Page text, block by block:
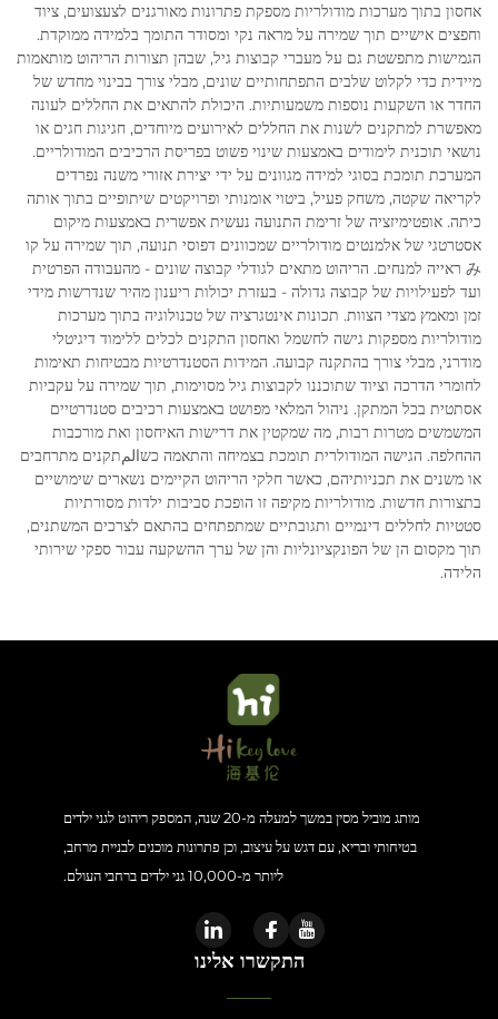
אחסון בתוך מערכות מודולריות מספקת פתרונות מאורגנים לצעצועים, ציוד
וחפצים אישיים תוך שמירה על מראה נקי ומסודר התומך בלמידה ממוקדת.
הגמישות מתפשטת גם על מעברי קבוצות גיל, שבהן תצורות הריהוט מותאמות
מיידית כדי לקלוט שלבים התפתחותיים שונים, מבלי צורך בבינוי מחדש של
החדר או השקעות נוספות משמעותיות. היכולת להתאים את החללים לעונה
מאפשרת למתקנים לשנות את החללים לאירועים מיוחדים, חגיגות חגים או
נושאי תוכנית לימודים באמצעות שינוי פשוט בפריסת הרכיבים המודולריים.
המערכת תומכת בסוגי למידה מגוונים על ידי יצירת אזורי משנה נפרדים
לקריאה שקטה, משחק פעיל, ביטוי אומנותי ופרויקטים שיתופיים בתוך אותה
כיתה. אופטימיזציה של זרימת התנועה נעשית אפשרית באמצעות מיקום
אסטרטגי של אלמנטים מודולריים שמכוונים דפוסי תנועה, תוך שמירה על קו
み ראייה למנחים. הריהוט מתאים לגודלי קבוצה שונים - מהעבודה הפרטית
ועד לפעילויות של קבוצה גדולה - בעזרת יכולות ריענון מהיר שנדרשות מידי
זמן ומאמץ מצדי הצוות. תכונות אינטגרציה של טכנולוגיה בתוך מערכות
מודולריות מספקות גישה לחשמל ואחסון התקנים לכלים ללימוד דיגיטלי
מודרני, מבלי צורך בהתקנה קבועה. המידות הסטנדרטיות מבטיחות תאימות
לחומרי הדרכה וציוד שתוכננו לקבוצות גיל מסוימות, תוך שמירה על עקביות
אסתטית בכל המתקן. ניהול המלאי מפושט באמצעות רכיבים סטנדרטיים
המשמשים מטרות רבות, מה שמקטין את דרישות האיחסון ואת מורכבות
ההחלפה. הגישה המודולרית תומכת בצמיחה והתאמה כשالمתקנים מתרחבים
או משנים את תכניותיהם, כאשר חלקי הריהוט הקיימים נשארים שימושיים
בתצורות חדשות. מודולריות מקיפה זו הופכת סביבות ילדות מסורתיות
סטטיות לחללים דינמיים ותגובתיים שמתפתחים בהתאם לצרכים המשתנים,
תוך מקסום הן של הפונקציונליות והן של ערך ההשקעה עבור ספקי שירותי
הלידה.
מותג מוביל מסין במשך למעלה מ-20 שנה, המספק ריהוט לגני ילדים
בטיחותי ובריא, עם דגש על עיצוב, וכן פתרונות מוכנים לבניית מרחב,
ליותר מ-10,000 גני ילדים ברחבי העולם.
התקשרו אלינו